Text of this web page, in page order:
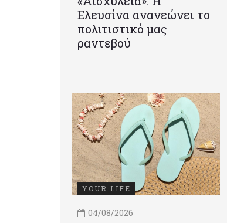
Ελευσίνα ανανεώνει το
πολιτιστικό μας
ραντεβού
YOUR LIFE
04/08/2026